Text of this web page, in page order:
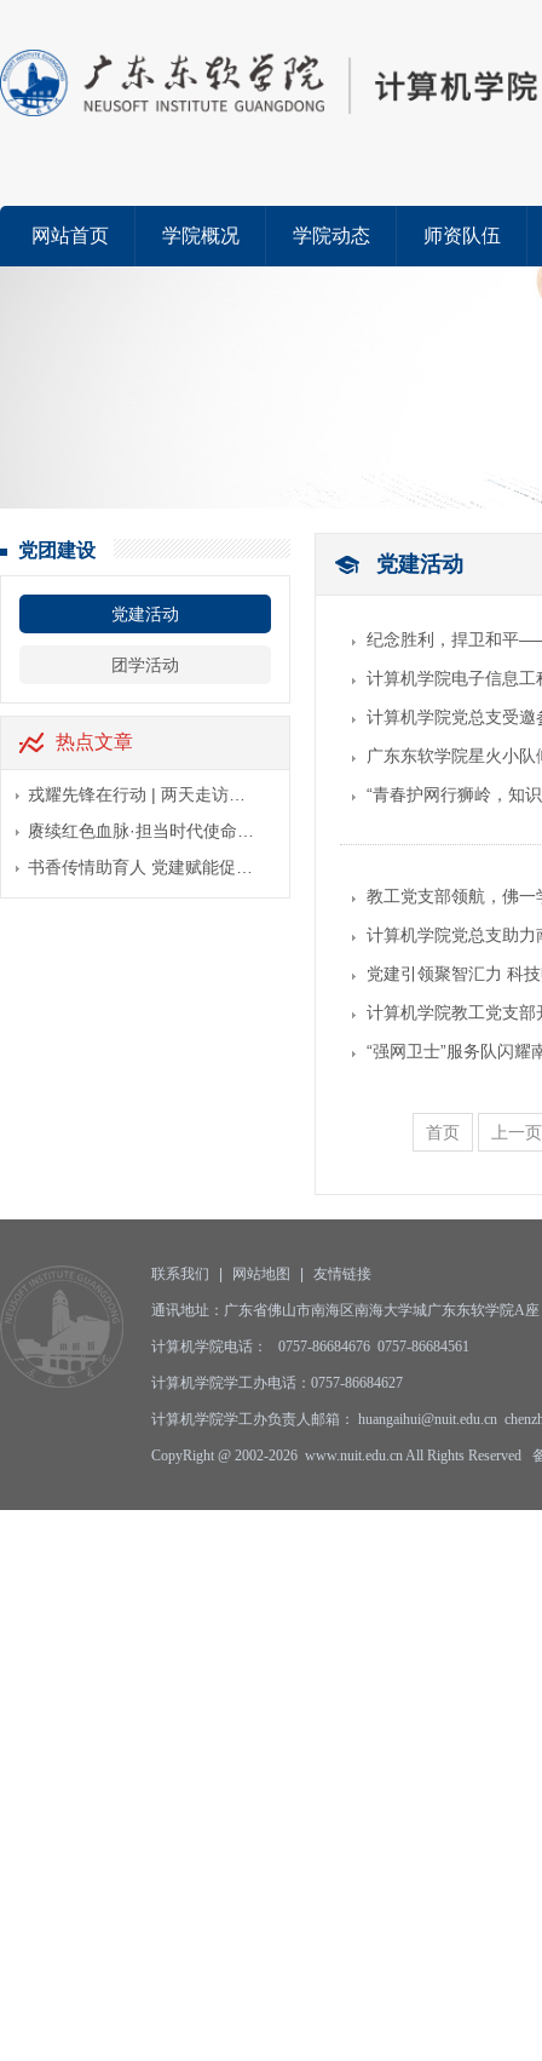
网站首页 学院概况 学院动态 师资队伍
党团建设
党建活动
团学活动
热点文章
戎耀先锋在行动 | 两天走访…
赓续红色血脉·担当时代使命…
书香传情助育人 党建赋能促…
党建活动
纪念胜利，捍卫和平
计算机学院电子信息工
计算机学院党总支受
广东东软学院星火小
“青春护网行狮岭，知
教工党支部领航，佛
计算机学院党总支助力
党建引领聚智汇力 科
计算机学院教工党支部
“强网卫士”服务队闪
首页 上一页
联系我们 网站地图 友情链接
通讯地址：广东省佛山市南海区南海大学城广东东软学院A
计算机学院电话： 0757-86684676 0757-86684561
计算机学院学工办电话：0757-86684627
计算机学院学工办负责人邮箱： huangaihui@nuit.edu.cn
CopyRight @ 2002-2026 www.nuit.edu.cn All Rights Reserved